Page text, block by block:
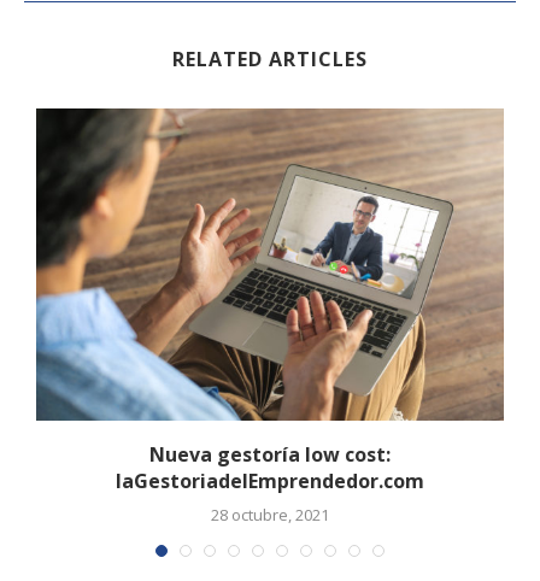
RELATED ARTICLES
Nueva gestoría low cost:
laGestoriadelEmprendedor.com
28 octubre, 2021